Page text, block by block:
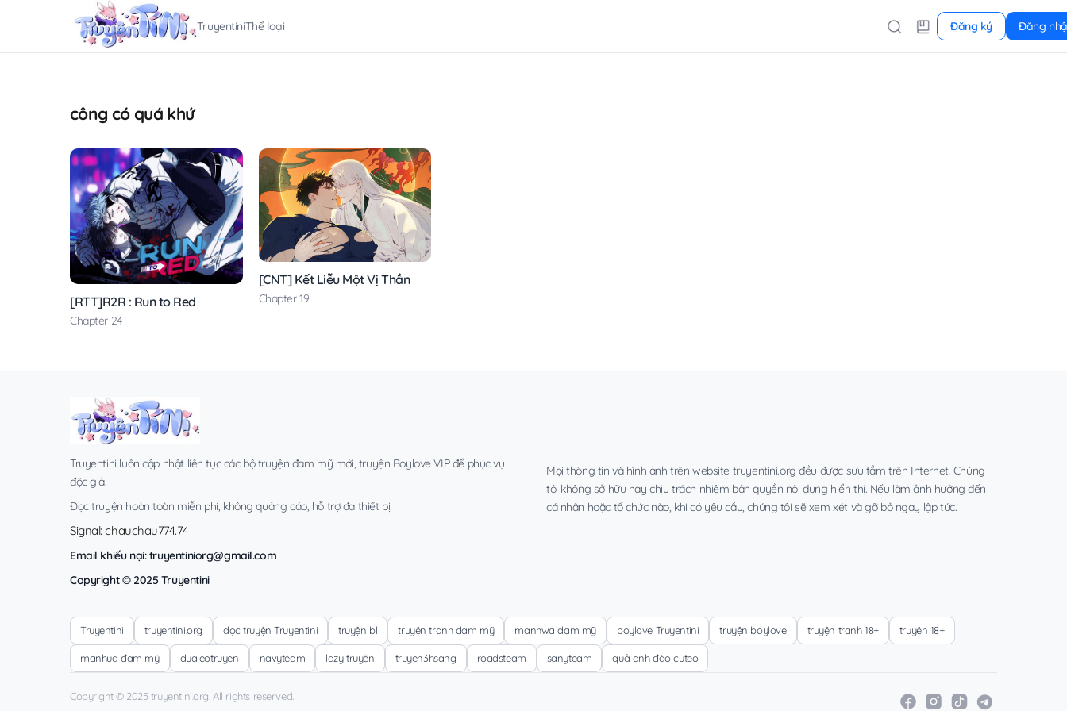
TruyentiniThể loại Đăng ký Đăng
công có quá khứ
[RTT]R2R : Run to Red
Chapter 24
[CNT] Kết Liễu Một Vị Thần
Chapter 19
Truyentini luôn cập nhật liên tục các bộ truyện đam mỹ mới, truyện Boylove VIP để phục vụ
độc giả.
Đọc truyện hoàn toàn miễn phí, không quảng cáo, hỗ trợ đa thiết bị.
Signal: chauchau774.74
Email khiếu nại:truyentiniorg@gmail.com
Copyright © 2025 Truyentini
Mọi thông tin và hình ảnh trên website truyentini.org đều được sưu tầm trên Internet. Chúng
tôi không sở hữu hay chịu trách nhiệm bản quyền nội dung hiển thị. Nếu làm ảnh hưởng đến
cá nhân hoặc tổ chức nào, khi có yêu cầu, chúng tôi sẽ xem xét và gỡ bỏ ngay lập tức.
Truyentini truyentini.org đọc truyện Truyentini truyện bl truyện tranh đam mỹ manhwa đam mỹ boylove Truyentini truyện boylove truyện tranh 18+ truyện 18+
manhua đam mỹ dualeotruyen navyteam lazy truyện truyen3hsang roadsteam sanyteam quả anh đào cuteo
Copyright © 2025 truyentini.org. All rights reserved.